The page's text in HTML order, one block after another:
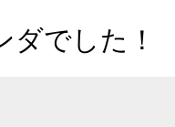
ダでした！